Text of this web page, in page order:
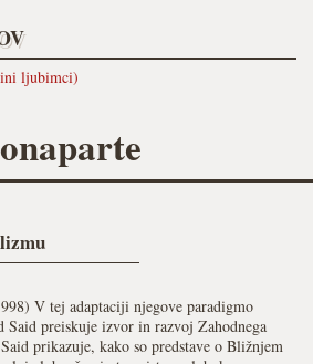
ljubimci)
V tej adaptaciji njegove paradigmo
Said preiskuje izvor in razvoj Zahodnega
prikazuje, kako so predstave o Bližnjem